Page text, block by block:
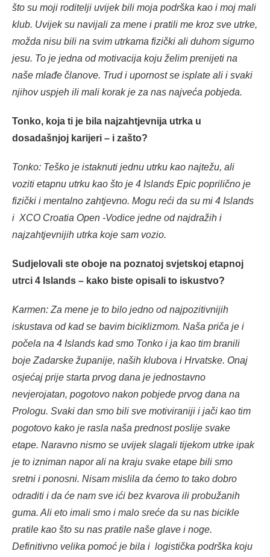
što su moji roditelji uvijek bili moja podrška kao i moj mali
klub. Uvijek su navijali za mene i pratili me kroz sve utrke,
možda nisu bili na svim utrkama fizički ali duhom sigurno
jesu. To je jedna od motivacija koju želim prenijeti na
naše mlađe članove. Trud i upornost se isplate ali i svaki
njihov uspjeh ili mali korak je za nas najveća pobjeda.
Tonko, koja ti je bila najzahtjevnija utrka u
dosadašnjoj karijeri – i zašto?
Tonko: Teško je istaknuti jednu utrku kao najtežu, ali
voziti etapnu utrku kao što je 4 Islands Epic poprilično je
fizički i mentalno zahtjevno. Mogu reći da su mi 4 Islands
i XCO Croatia Open -Vodice jedne od najdražih i
najzahtjevnijih utrka koje sam vozio.
Sudjelovali ste oboje na poznatoj svjetskoj etapnoj
utrci 4 Islands – kako biste opisali to iskustvo?
Karmen: Za mene je to bilo jedno od najpozitivnijih
iskustava od kad se bavim biciklizmom. Naša priča je i
počela na 4 Islands kad smo Tonko i ja kao tim branili
boje Zadarske županije, naših klubova i Hrvatske. Onaj
osjećaj prije starta prvog dana je jednostavno
nevjerojatan, pogotovo nakon pobjede prvog dana na
Prologu. Svaki dan smo bili sve motiviraniji i jači kao tim
pogotovo kako je rasla naša prednost poslije svake
etape. Naravno nismo se uvijek slagali tijekom utrke ipak
je to izniman napor ali na kraju svake etape bili smo
sretni i ponosni. Nisam mislila da ćemo to tako dobro
odraditi i da će nam sve ići bez kvarova ili probužanih
guma. Ali eto imali smo i malo sreće da su nas bicikle
pratile kao što su nas pratile naše glave i noge.
Definitivno velika pomoć je bila i logistička podrška koju